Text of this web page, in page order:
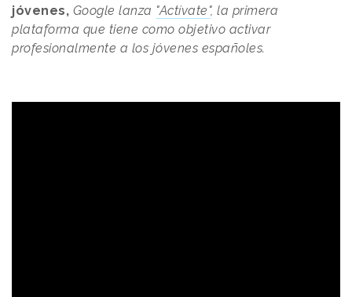
jóvenes, Google lanza "Actívate", la primera
plataforma que tiene como objetivo activar
profesionalmente a los jóvenes españoles.